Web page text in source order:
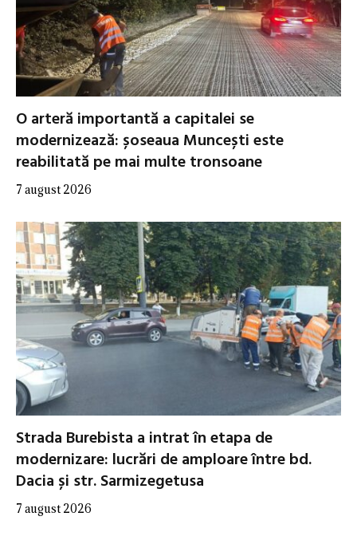
O arteră importantă a capitalei se
modernizează: șoseaua Muncești este
reabilitată pe mai multe tronsoane
7 august 2026
Strada Burebista a intrat în etapa de
modernizare: lucrări de amploare între bd.
Dacia și str. Sarmizegetusa
7 august 2026